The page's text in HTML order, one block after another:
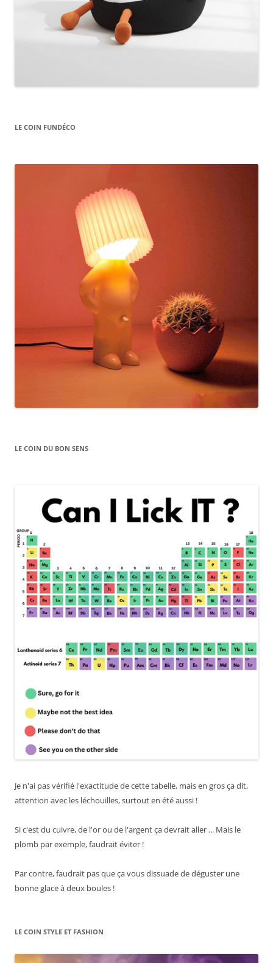
LE COIN FUNDÉCO
LE COIN DU BON SENS
Je n'ai pas vérifié l'exactitude de cette tabelle, mais en gros ça dit,
attention avec les léchouilles, surtout en été aussi !
Si c'est du cuivre, de l'or ou de l'argent ça devrait aller ... Mais le
plomb par exemple, faudrait éviter !
Par contre, faudrait pas que ça vous dissuade de déguster une
bonne glace à deux boules !
LE COIN STYLE ET FASHION